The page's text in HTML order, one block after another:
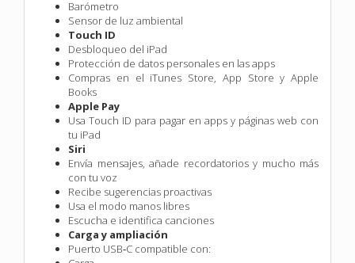
Barómetro
Sensor de luz ambiental
Touch ID
Desbloqueo del iPad
Protección de datos personales en las apps
Compras en el iTunes Store, App Store y Apple
Books
Apple Pay
Usa Touch ID para pagar en apps y páginas web con
tu iPad
Siri
Envía mensajes, añade recordatorios y mucho más
con tu voz
Recibe sugerencias proactivas
Usa el modo manos libres
Escucha e identifica canciones
Carga y ampliación
Puerto USB‑C compatible con: